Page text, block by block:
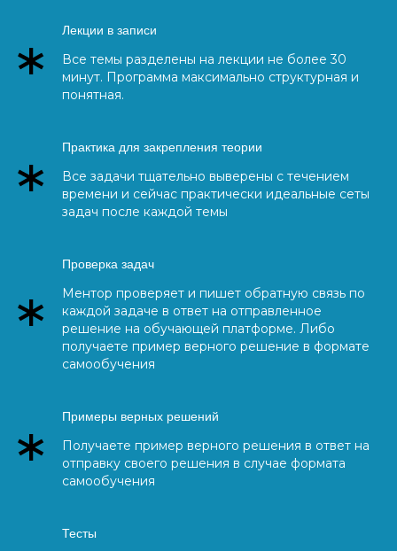
Лекции в записи
Все темы разделены на лекции не более 30
минут. Программа максимально структурная и
понятная.
Практика для закрепления теории
Все задачи тщательно выверены с течением
времени и сейчас практически идеальные сеты
задач после каждой темы
Проверка задач
Ментор проверяет и пишет обратную связь по
каждой задаче в ответ на отправленное
решение на обучающей платформе. Либо
получаете пример верного решение в формате
самообучения
Примеры верных решений
Получаете пример верного решения в ответ на
отправку своего решения в случае формата
самообучения
Тесты